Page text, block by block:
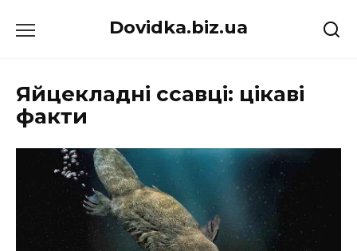
до
Dovidka.biz.ua
Яйцекладні ссавці: цікаві
факти